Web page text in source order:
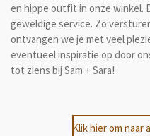
en hippe outfit in onze winkel.
geweldige service. Zo
ontvangen we je met veel
eventueel inspiratie op door
tot ziens bij Sam + Sara!
Klik hier om naar